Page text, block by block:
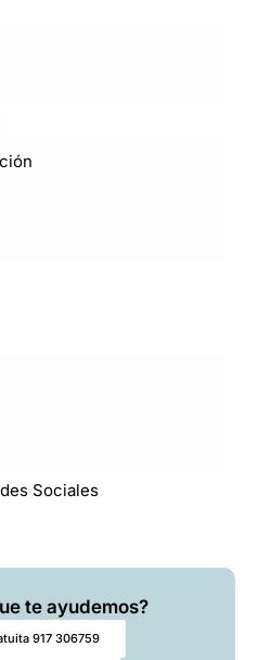
Sociales
te ayudemos?
917 306759